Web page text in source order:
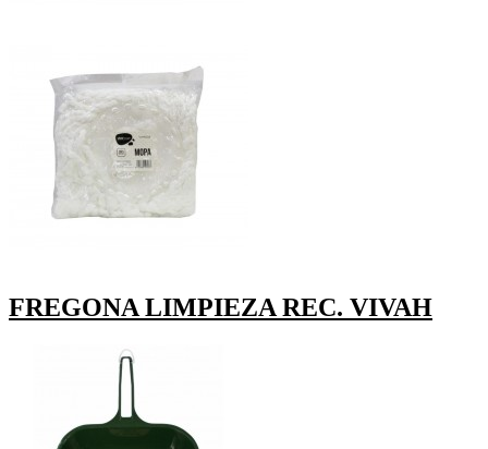
FREGONA LIMPIEZA REC. VIVAH